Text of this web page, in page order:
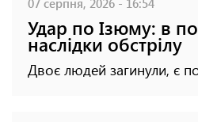
Удар по Ізюму: в
наслідки обстрілу
Двоє людей загинули, є